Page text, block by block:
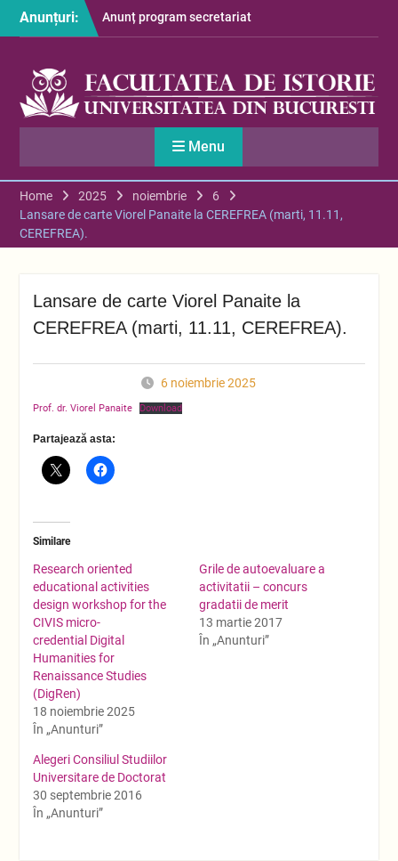
Anunțuri:
Anunț program secretariat
– luna august
2026
S-au afișat informațiile
despre cazarea studenților
în anul universitar 2026-
Menu
Home 2025 noiembrie
6
Lansare de carte Viorel Panaite la CEREFREA (marti, 11.11,
CEREFREA).
Lansare de carte Viorel Panaite la
CEREFREA (marti, 11.11, CEREFREA).
6 noiembrie 2025
Prof. dr. Viorel Panaite Download
Partajează asta:
Similare
Research oriented
educational activities
design workshop for the
CIVIS micro-
credential Digital
Humanities for
Renaissance Studies
(DigRen)
18 noiembrie 2025
În „Anunturi”
Grile de autoevaluare a
activitatii – concurs
gradatii de merit
13 martie 2017
În „Anunturi”
Alegeri Consiliul Studiilor
Universitare de Doctorat
30 septembrie 2016
În „Anunturi”